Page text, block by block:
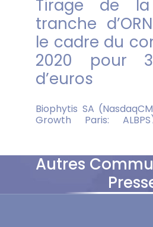
Autres